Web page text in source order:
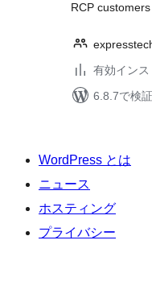
RCP
有効イン
6.8.7で検
WordPress とは
ニュース
ホスティング
プライバシー